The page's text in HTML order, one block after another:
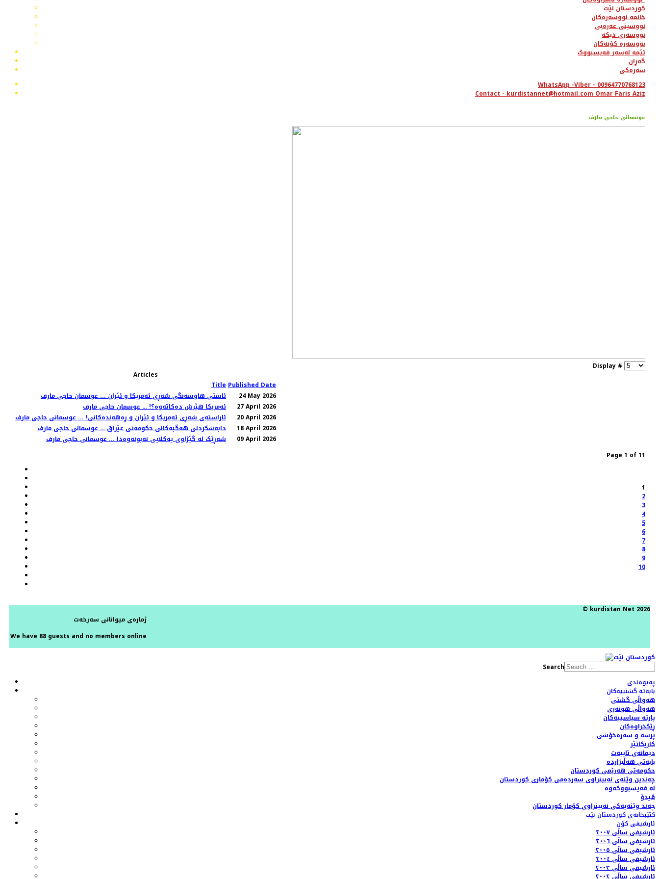
کوردستان نێت
خانمە نووسەرەکان
نووسینی عەرەبی
نووسەری دیکە
نووسەرە کۆنەکان
ئێمە لەسەر فەیسبووک
گەڕان
سەرەکی
WhatsApp -Viber - 00964770768123
Contact - kurdistannet@hotmail.com Omar Faris Aziz
عوسمانی حاجی مارف
Display #
Articles
TitlePublished Date
ئاستی هاوسەنگی شەڕی ئەمریکا و ئێران ... عوسمان حاجی مارف
24 May 2026
ئەمریکا هێرش دەکاتەوە؟! … عوسمان حاجی مارف
27 April 2026
ئاراستەی شەڕی ئەمریکا و ئێران و ڕەهەندەکانی! ... عوسمانی حاجی مارف
20 April 2026
دابەشکردنی هەگبەکانی حکومەتی عێراق … عوسمانی حاجی مارف
18 April 2026
شەڕێک لە گێژاوی یەکلایی نەبونەوەدا ... عوسمانی حاجی مارف
09 April 2026
Page 1 of 11
1
2
3
4
5
6
7
8
9
10
© kurdistan Net 2026
ژمارەی میوانانی سەرخەت
We have 88 guests and no members online
Search
پەیوەندی
بابەتە گشتییەکان
هەواڵی گشتی
هەواڵی هونەری
پارتە سیاسییەکان
ڕێکخراوەکان
پرسە و سەرەخۆشی
کاریکاتێر
دیمانەی تایبەت
بابەتی هەڵبژاردە
حکومەتی هەرێمی کوردستان
چەندین وێنەی نەبینراوی سەردەمی کۆماری کوردستان
لە فەیسبووکەوە
ڤیدۆ
چەند وێنەیەکی نەبینراوی کۆمار کوردستان
کتێبخانەی کوردستان نێت
ئارشیفی کۆن
ئارشیفی ساڵی ٢٠٠٧
ئارشیفی ساڵی ٢٠٠٦
ئارشیفی ساڵی ٢٠٠٥
ئارشیفی ساڵی ٢٠٠٤
ئارشیفی ساڵی ٢٠٠٣
ئارشیفی ساڵی ٢٠٠٢